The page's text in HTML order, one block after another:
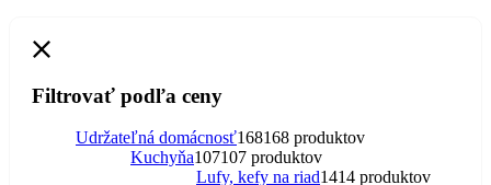
Filtrovať podľa ceny
Udržateľná domácnosť168168 produktov
Kuchyňa107107 produktov
Lufy, kefy na riad1414 produktov